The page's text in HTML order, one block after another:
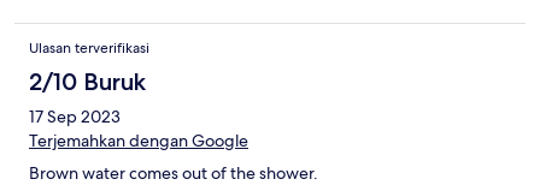
Ulasan terverifikasi
2/10 Buruk
17 Sep 2023
Terjemahkan dengan Google
Brown water comes out of the shower.